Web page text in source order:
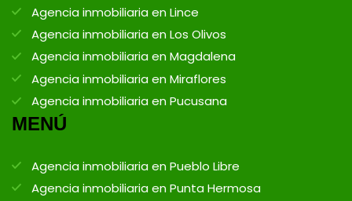
Agencia inmobiliaria en Lince
Agencia inmobiliaria en Los Olivos
Agencia inmobiliaria en Magdalena
Agencia inmobiliaria en Miraflores
Agencia inmobiliaria en Pucusana
MENÚ
Agencia inmobiliaria en Pueblo Libre
Agencia inmobiliaria en Punta Hermosa